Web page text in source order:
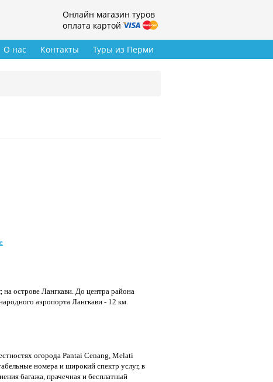
Онлайн магазин туров
оплата картой
Туры из Перми
О нас Контакты
на острове Лангкави. До центра района
аэропорта Лангкави - 12 км.
oгорода Pantai Cenang, Melati
номера и широкий спектр услуг, в
багажа, прачечная и бесплатный